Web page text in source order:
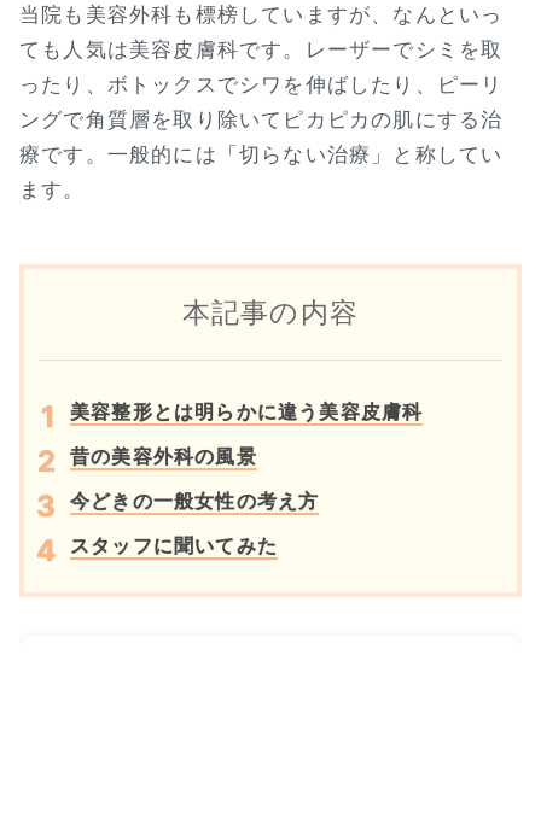
当院も美容外科も標榜していますが、なんといっ
ても人気は美容皮膚科です。レーザーでシミを取
ったり、ボトックスでシワを伸ばしたり、ピーリ
ングで角質層を取り除いてピカピカの肌にする治
療です。一般的には「切らない治療」と称してい
ます。
本記事の内容
美容整形とは明らかに違う美容皮膚科
昔の美容外科の風景
今どきの一般女性の考え方
スタッフに聞いてみた